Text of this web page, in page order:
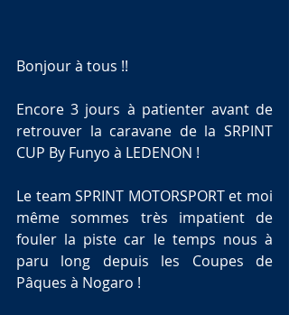
Bonjour à tous !!
Encore 3 jours à patienter avant de
retrouver la caravane de la SRPINT
CUP By Funyo à LEDENON !
Le team SPRINT MOTORSPORT et moi
même sommes très impatient de
fouler la piste car le temps nous à
paru long depuis les Coupes de
Pâques à Nogaro !